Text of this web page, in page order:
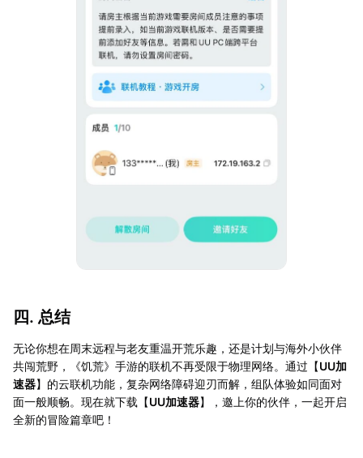
四. 总结
无论你想在周末远程与老友重温开荒乐趣，还是计划与海外小伙伴
共闯荒野，《饥荒》手游的联机不再受限于物理网络。通过【UU加
速器】的云联机功能，复杂网络障碍迎刃而解，组队体验如同面对
面一般顺畅。现在就下载【UU加速器】，邀上你的伙伴，一起开启
全新的冒险篇章吧！